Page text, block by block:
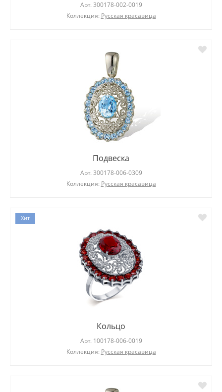
Арт. 300178-002-0019
Коллекция: Русская красавица
Подвеска
Арт. 300178-006-0309
Коллекция: Русская красавица
Хит
Кольцо
Арт. 100178-006-0019
Коллекция: Русская красавица